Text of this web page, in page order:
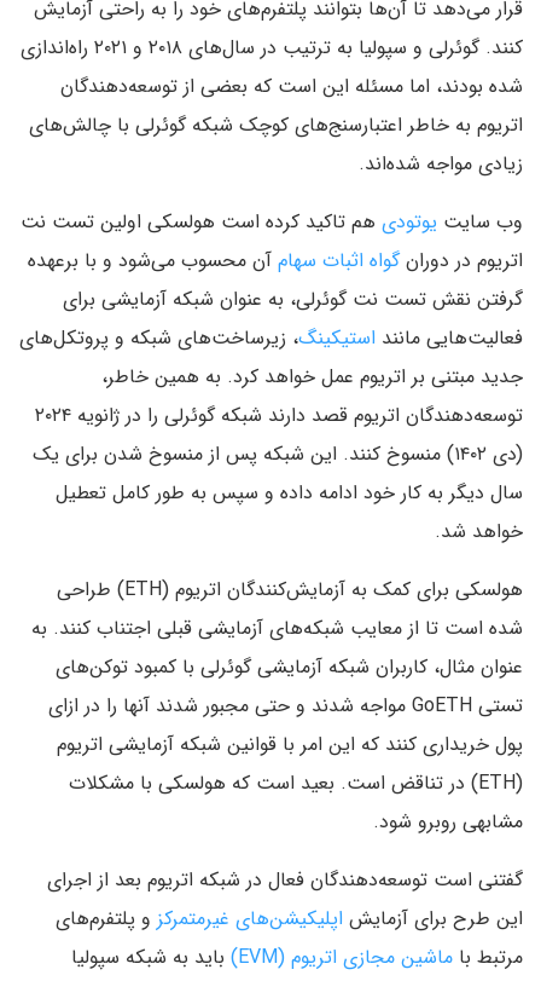
قرار می‌دهد تا آن‌ها بتوانند پلتفرم‌های خود را به راحتی آزمایش
کنند. گوئرلی و سپولیا به ترتیب در سال‌های ۲۰۱۸ و ۲۰۲۱ راه‌اندازی
شده بودند، اما مسئله این است که بعضی از توسعه‌دهندگان
اتریوم به خاطر اعتبارسنج‌های کوچک شبکه گوئرلی با چالش‌های
زیادی مواجه شده‌اند.
وب سایت یوتودی هم تاکید کرده است هولسکی اولین تست نت
اتریوم در دورانگواه اثبات سهام آن محسوب می‌شود و با برعهده
گرفتن نقش تست نت گوئرلی، به عنوان شبکه آزمایشی برای
فعالیت‌هایی مانند استیکینگ، زیرساخت‌های شبکه و پروتکل‌های
جدید مبتنی بر اتریوم عمل خواهد کرد. به همین خاطر،
توسعه‌دهندگان اتریوم قصد دارند شبکه گوئرلی را در ژانویه ۲۰۲۴
(دی ۱۴۰۲) منسوخ کنند. این شبکه پس از منسوخ شدن برای یک
سال دیگر به کار خود ادامه داده و سپس به طور کامل تعطیل
خواهد شد.
هولسکی برای کمک به آزمایش‌کنندگان اتریوم (ETH) طراحی
شده است تا از معایب شبکه‌های آزمایشی قبلی اجتناب کنند. به
عنوان مثال، کاربران شبکه آزمایشی گوئرلی با کمبود توکن‌های
تستی GoETH مواجه شدند و حتی مجبور شدند آنها را در ازای
پول خریداری کنند که این امر با قوانین شبکه آزمایشی اتریوم
(ETH) در تناقض است. بعید است که هولسکی با مشکلات
مشابهی روبرو شود.
گفتنی است توسعه‌دهندگان فعال در شبکه اتریوم بعد از اجرای
این طرح برای آزمایش اپلیکیشن‌های غیرمتمرکز و پلتفرم‌های
مرتبط با ماشین مجازی اتریوم (EVM)
باید به شبکه سپولیا